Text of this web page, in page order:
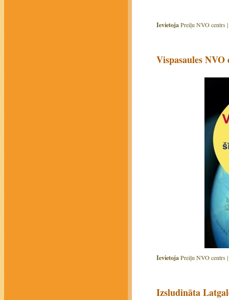
IevietojaPreiļu NVO centrs |
Vispasaules
IevietojaPreiļu NVO centrs |
Izsludināta